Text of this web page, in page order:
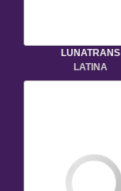
LUNATRANS
LATINA